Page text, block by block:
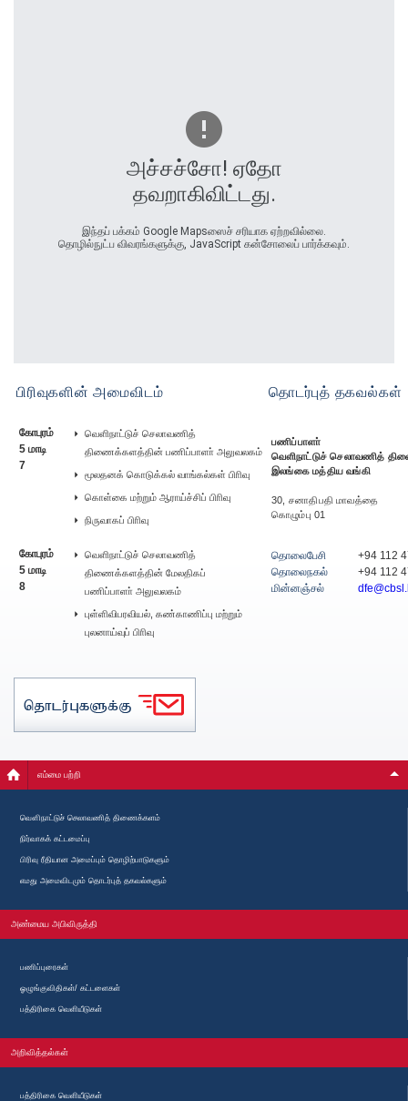
அச்சச்சோ! ஏதோ
தவறாகிவிட்டது.
இந்தப் பக்கம் Google Mapsஸைச் சரியாக ஏற்றவில்லை.
தொழில்நுட்ப விவரங்களுக்கு, JavaScript கன்சோலைப் பார்க்கவும்.
பிரிவுகளின் அமைவிடம் தொடர்புத் தகவல்கள்
கோபுரம்
5 மாடி
7
வௌிநாட்டுச் செலாவணித்
திணைக்களத்தின் பணிப்பாளா் அலுவலகம்
மூலதனக் கொடுக்கல் வாங்கல்கள் பிாிவு
கொள்கை மற்றும் ஆராய்ச்சிப் பிாிவு
நிருவாகப் பிாிவு
கோபுரம்
5 மாடி
8
வௌிநாட்டுச் செலாவணித்
திணைக்களத்தின் மேலதிகப்
பணிப்பாளா் அலுவலகம்
புள்ளிவிபரவியல், கண்காணிப்பு மற்றும்
புலனாய்வுப் பிாிவு
பணிப்பாளா்
வௌிநாட்டுச் செலாவணித்
இலங்கை மத்திய வங்கி
30, சனாதிபதி மாவத்தை
கொழும்பு 01
தொலைபேசி
+94 112
தொலைநகல்
+94 112
மின்னஞ்சல்
எம்மை பற்றி
வௌிநாட்டுச் செலாவணித் திணைக்களம்
நிர்வாகக் கட்டமைப்பு
பிரிவு ரீதியான அமைப்பும் தொழிற்பாடுகளும்
எமது அமைவிடமும் தொடர்புத் தகவல்களும்
அண்மைய அபிவிருத்தி
பணிப்புரைகள்
ஓழுங்குவிதிகள்/ கட்டளைகள்
பத்திரிகை வெளியீடுகள்
அறிவித்தல்கள்
பத்திரிகை வெளியீடுகள்